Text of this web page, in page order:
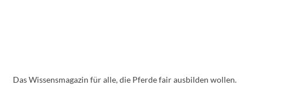
Das Wissensmagazin für alle, die Pferde fair ausbilden wollen.